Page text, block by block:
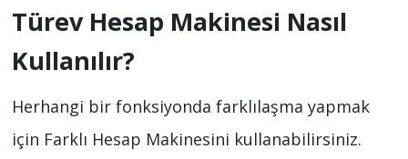
Türev Hesap Makinesi Nasıl
Kullanılır?
Herhangi bir fonksiyonda farklılaşma yapmak
için Farklı Hesap Makinesini kullanabilirsiniz.